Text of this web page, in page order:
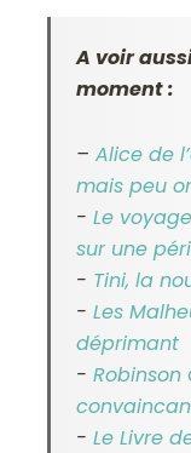
A voir
moment :
–Alice de
mais peu
-Le
sur une
- Tini, la
-Les
déprimant
-Robinson
-Le Livre